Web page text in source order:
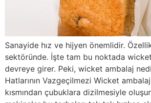
Sanayide hız ve hijyen önemlidir.
sektöründe. İşte tam bu noktada
devreye girer. Peki, wicket ambalaj
Hatlarının Vazgeçilmezi Wicket
kısmından çubuklara dizilmesiyle